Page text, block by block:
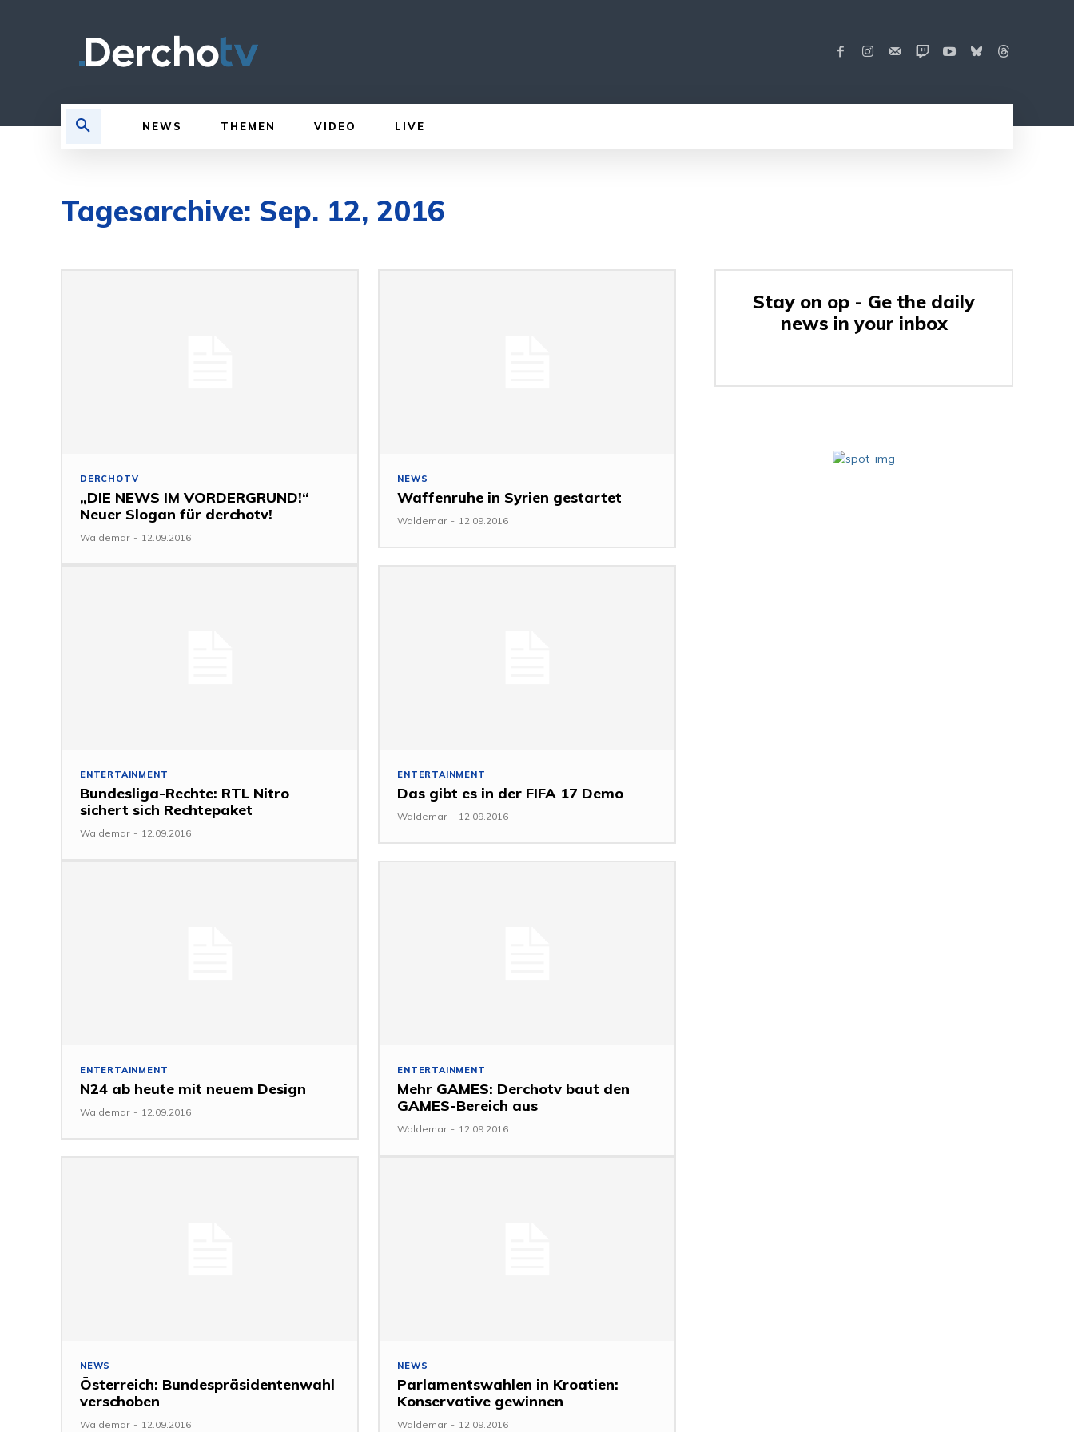
NEWS THEMEN VIDEO LIVE
Tagesarchive: Sep. 12, 2016
DERCHOTV
„DIE NEWS IM VORDERGRUND!“
Neuer Slogan für derchotv!
Waldemar - 12.09.2016
NEWS
Waffenruhe in Syrien gestartet
Waldemar - 12.09.2016
ENTERTAINMENT
Bundesliga-Rechte: RTL Nitro
sichert sich Rechtepaket
Waldemar - 12.09.2016
ENTERTAINMENT
Das gibt es in der FIFA 17 Demo
Waldemar - 12.09.2016
ENTERTAINMENT
N24 ab heute mit neuem Design
Waldemar - 12.09.2016
ENTERTAINMENT
Mehr GAMES: Derchotv baut den
GAMES-Bereich aus
Waldemar - 12.09.2016
NEWS
Österreich: Bundespräsidentenwahl
verschoben
Waldemar - 12.09.2016
NEWS
Parlamentswahlen in Kroatien:
Konservative gewinnen
Waldemar - 12.09.2016
Stay on op - Ge the daily
news in your inbox